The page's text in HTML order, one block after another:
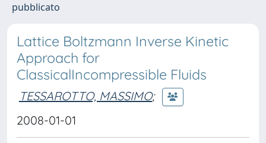
pubblicato
Lattice Boltzmann Inverse Kinetic
Approach for
ClassicalIncompressible Fluids
TESSAROTTO, MASSIMO;
2008-01-01